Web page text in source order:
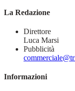
La Redazione
Direttore
Luca Marsi
Pubblicità
Informazioni